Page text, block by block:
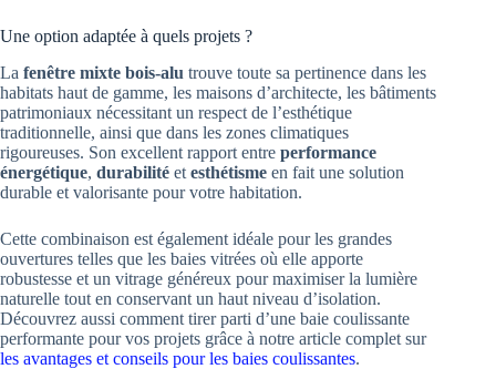
Une option adaptée à quels projets ?
La fenêtre mixte bois-alu trouve toute sa pertinence dans les
habitats haut de gamme, les maisons d’architecte, les bâtiments
patrimoniaux nécessitant un respect de l’esthétique
traditionnelle, ainsi que dans les zones climatiques
rigoureuses. Son excellent rapport entre performance
énergétique, durabilité et esthétisme en fait une solution
durable et valorisante pour votre habitation.
Cette combinaison est également idéale pour les grandes
ouvertures telles que les baies vitrées où elle apporte
robustesse et un vitrage généreux pour maximiser la lumière
naturelle tout en conservant un haut niveau d’isolation.
Découvrez aussi comment tirer parti d’une baie coulissante
performante pour vos projets grâce à notre article complet sur
les avantages et conseils pour les baies coulissantes.